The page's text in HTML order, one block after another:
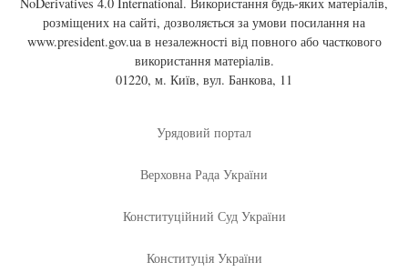
розміщених на сайті, дозволяється за умови посилання на
www.president.gov.uaв незалежності від повного або часткового
використання матеріалів.
01220, м. Київ, вул. Банкова, 11
Урядовий портал
Верховна Рада України
Конституційний Суд України
Конституція України